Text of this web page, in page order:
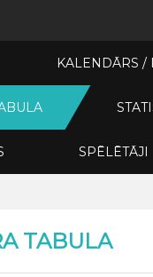
KALENDĀRS /
SPĒLĒTĀJI
TABULA